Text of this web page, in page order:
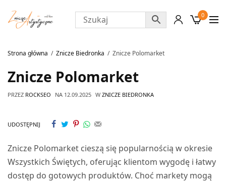
0
Strona główna Znicze Biedronka Znicze Polomarket
Znicze Polomarket
PRZEZ ROCKSEO NA 12.09.2025 W ZNICZE BIEDRONKA
UDOSTĘPNIJ
Znicze Polomarket cieszą się popularnością w okresie
Wszystkich Świętych, oferując klientom wygodę i łatwy
dostęp do gotowych produktów. Choć markety mogą